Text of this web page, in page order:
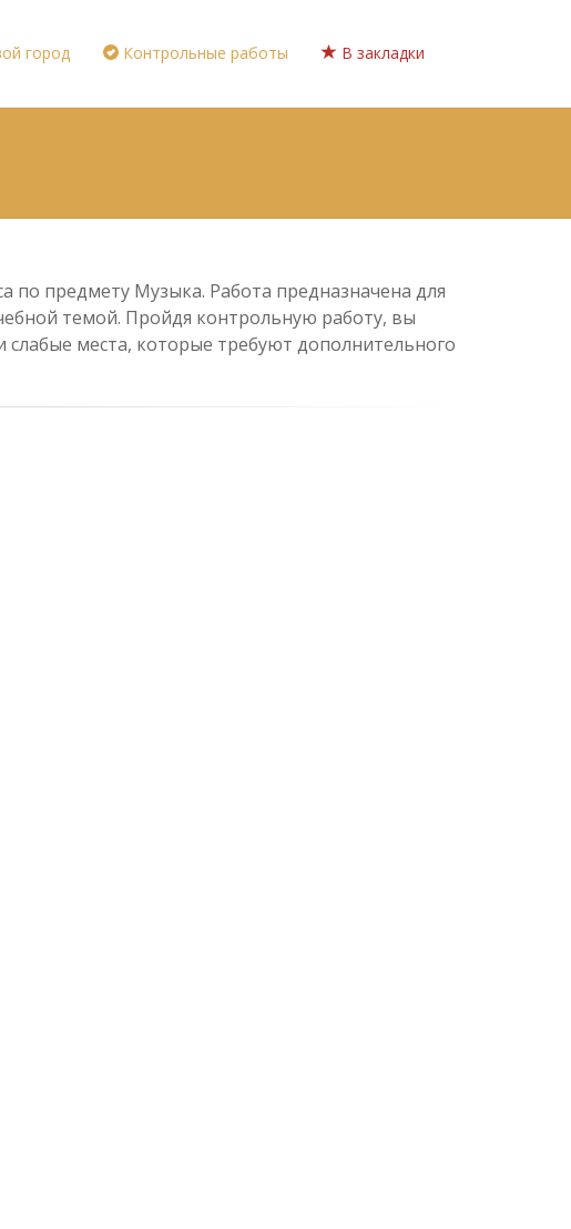
город Контрольные работы В закладки
по предмету Музыка. Работа предназначена для
темой. Пройдя контрольную работу, вы
места, которые требуют дополнительного